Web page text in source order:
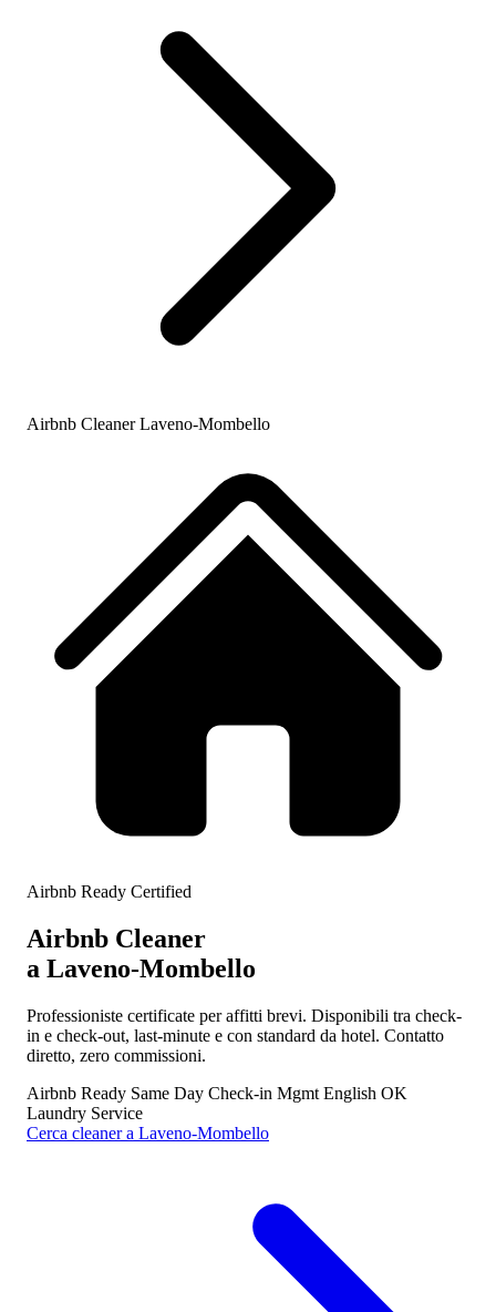
Airbnb Cleaner Laveno-Mombello
Airbnb Ready Certified
Airbnb Cleaner
a Laveno-Mombello
Professioniste certificate per affitti brevi. Disponibili tra check-
in e check-out, last-minute e con standard da hotel. Contatto
diretto, zero commissioni.
Airbnb Ready Same Day Check-in Mgmt English OK
Laundry Service
Cerca cleaner a Laveno-Mombello